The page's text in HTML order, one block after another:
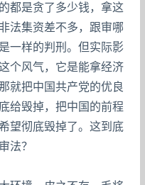
都是贪了多少钱，拿这
法集资差不多，跟审哪
一样的判刑。但实际影
个风气，它是能拿经济
就把中国共产党的优良
给毁掉，把中国的前程
望彻底毁掉了。这到底
法？